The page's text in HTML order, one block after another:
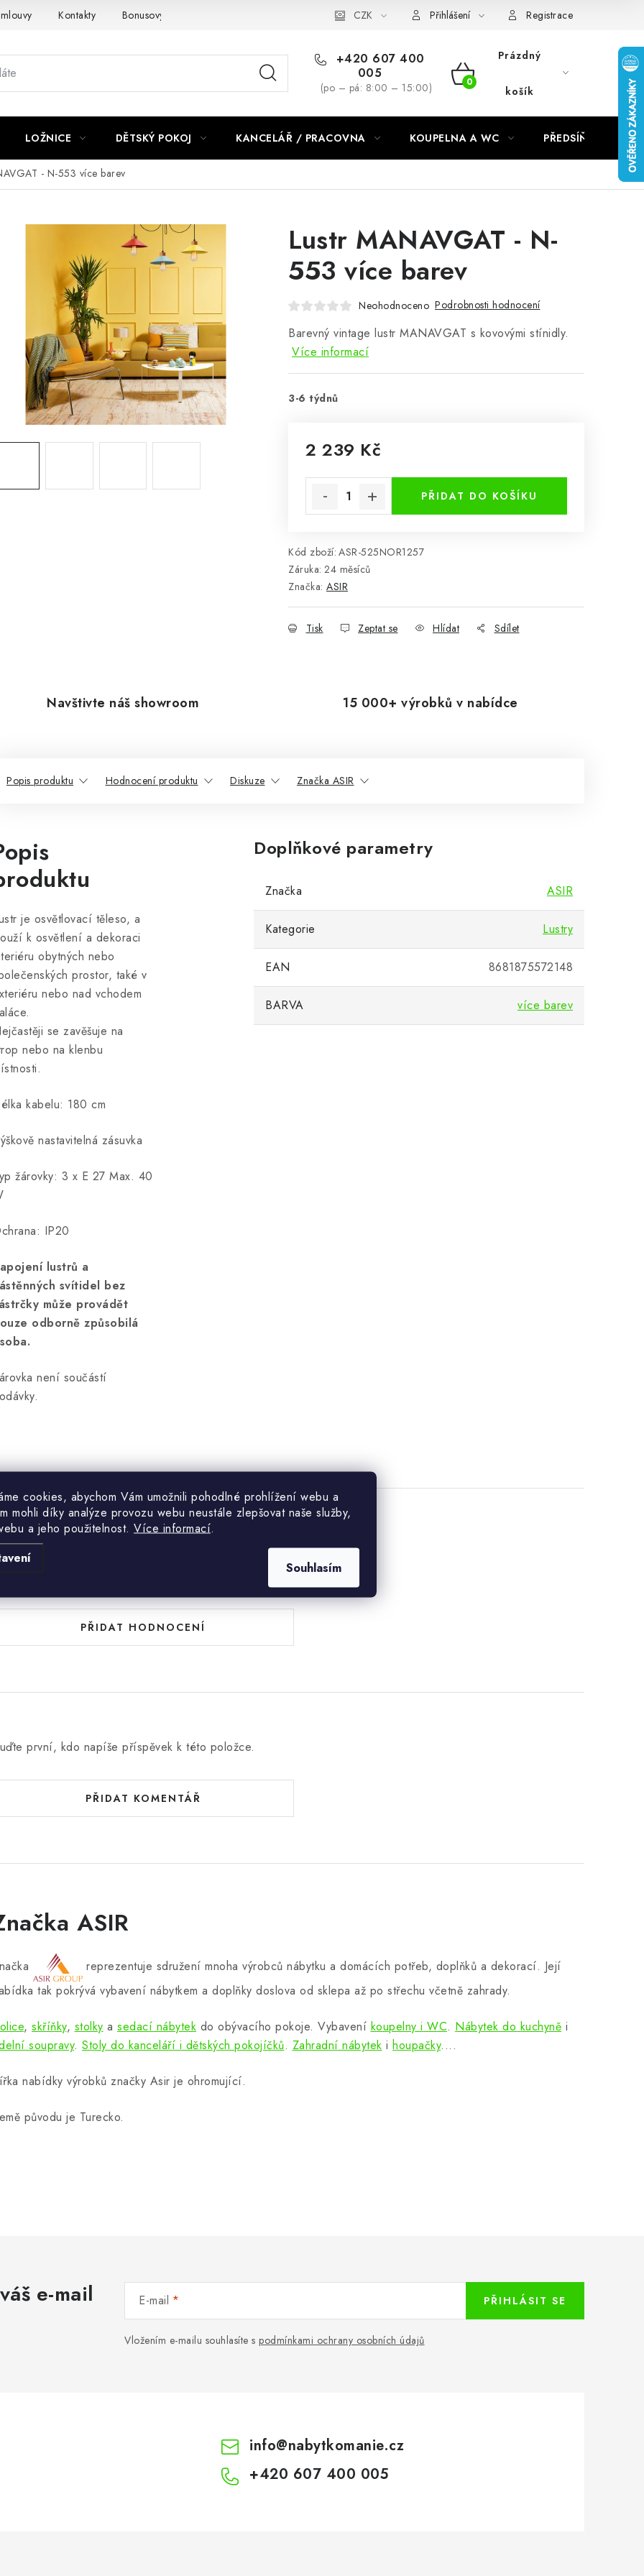
cookies, abychom Vám umožnili pohodlné prohlížení webu a
mohli díky analýze provozu webu neustále zlepšovat naše služby,
a jeho použitelnost. Více informací.
Souhlasím
Kontakty Bonusový program NBM+ CZK Přihlášení Registrace
+420 607 400
005
(po – pá: 8:00 – 15:00)
NÁKUPNÍ
Prázdný
košík
LOŽNICE DĚTSKÝ POKOJ KANCELÁŘ / PRACOVNA KOUPELNA A WC PŘEDSÍŇ
- N-553 více barev
Lustr MANAVGAT - N-
553 více barev
Neohodnoceno Podrobnosti hodnocení
Barevný vintage lustr MANAVGAT s kovovými stínidly.
Více informací
3-6 týdnů
2 239 Kč
PŘIDAT DO KOŠÍKU
Kód zboží: ASR-525NOR1257
Záruka: 24 měsíců
Značka: ASIR
Tisk Zeptat se Hlídat Sdílet
Navštivte náš showroom 15 000+ výrobků v nabídce
Popis produktu Hodnocení produktu Diskuze Značka ASIR
je osvětlovací těleso, a
k osvětlení a dekoraci
obytných nebo
prostor, také v
nebo nad vchodem
se zavěšuje na
nebo na klenbu
kabelu: 180 cm
nastavitelná zásuvka
žárovky: 3 x E 27 Max. 40
IP20
lustrů a
svítidel bez
může provádět
odborně způsobilá
není součástí
Doplňkové parametry
Značka ASIR
Kategorie Lustry
EAN 8681875572148
BARVA více barev
produktu (0)
PŘIDAT HODNOCENÍ
první, kdo napíše příspěvek k této položce.
PŘIDAT KOMENTÁŘ
ASIR
reprezentuje sdružení mnoha výrobců nábytku a domácích potřeb, doplňků a dekorací. Její
tak pokrývá vybavení nábytkem a doplňky doslova od sklepa až po střechu včetně zahrady.
, skříňky, stolky a sedací nábytek do obývacího pokoje. Vybavení koupelny i WC. Nábytek do kuchyně i
soupravy. Stoly do kanceláří i dětských pokojíčků. Zahradní nábytek i houpačky....
nabídky výrobků značky Asir je ohromující.
původu je Turecko.
e-mail E-mail
Vložením e-mailu souhlasíte s podmínkami ochrany osobních údajů
PŘIHLÁSIT SE
info@nabytkomanie.cz
+420 607 400 005